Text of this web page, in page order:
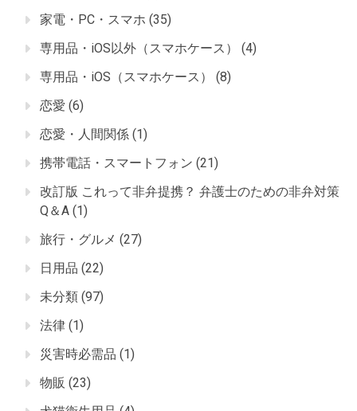
家電・PC・スマホ (35)
専用品・iOS以外（スマホケース）
(4)
専用品・iOS（スマホケース）
(8)
恋愛 (6)
恋愛・人間関係 (1)
携帯電話・スマートフォン (21)
改訂版 これって非弁提携？ 弁護士のための非弁対策
Q＆A (1)
旅行・グルメ (27)
日用品 (22)
未分類 (97)
法律 (1)
災害時必需品 (1)
物販 (23)